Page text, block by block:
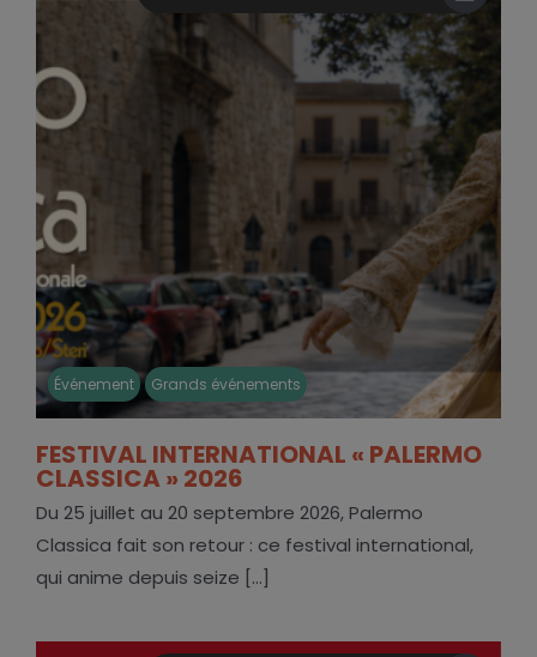
Événement Grands événements
FESTIVAL INTERNATIONAL « PALERMO
CLASSICA » 2026
Du 25 juillet au 20 septembre 2026, Palermo
Classica fait son retour : ce festival international,
qui anime depuis seize [...]